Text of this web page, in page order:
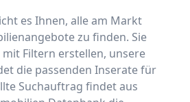
es Ihnen, alle am Markt
zu finden. Sie
Filtern erstellen, unsere
die passenden Inserate für
Suchauftrag findet aus